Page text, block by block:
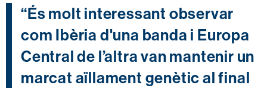
“És molt interessant observar
com Ibèria d'una banda i Europa
Central de l’altra van mantenir un
marcat aïllament genètic al final